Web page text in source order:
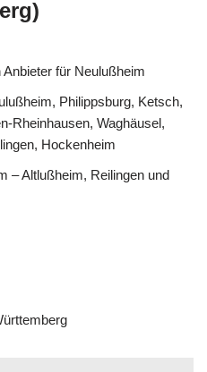
für Neulußheim
Philippsburg, Ketsch,
Rheinhausen, Waghäusel,
Hockenheim
– Altlußheim, Reilingen und